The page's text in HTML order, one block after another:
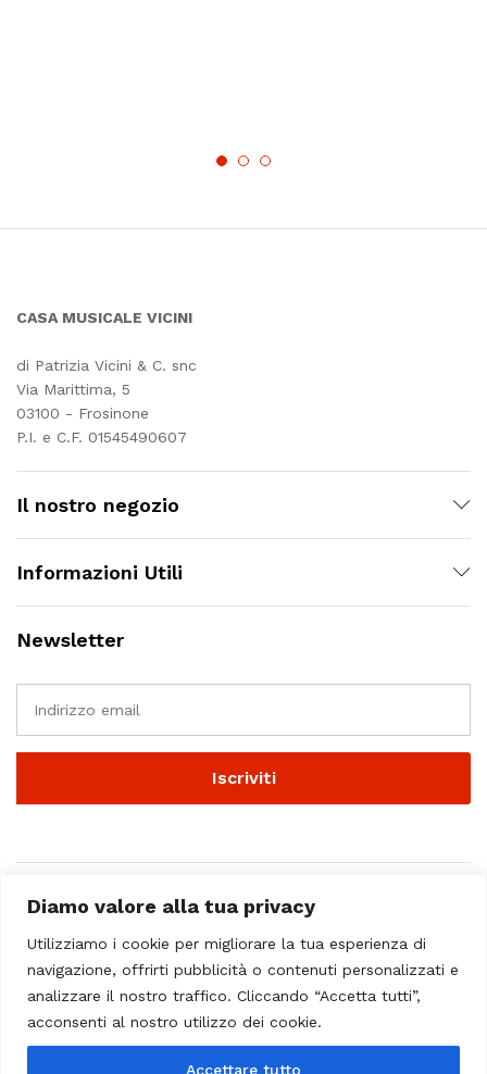
Diamo valore alla tua privacy
Utilizziamo i cookie per migliorare la tua esperienza di
navigazione, offrirti pubblicità o contenuti personalizzati e
analizzare il nostro traffico. Cliccando “Accetta tutti”,
acconsenti al nostro utilizzo dei cookie.
Accettare tutto
CASA MUSICALE VICINI
di Patrizia Vicini & C. snc
Via Marittima, 5
03100 - Frosinone
P.I. e C.F. 01545490607
Il nostro negozio
Informazioni Utili
Newsletter
© 2023 - Casa Musicale Vicini. All Rights Reserved